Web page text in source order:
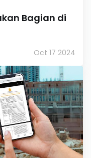
Bagian di
Oct 17 2024